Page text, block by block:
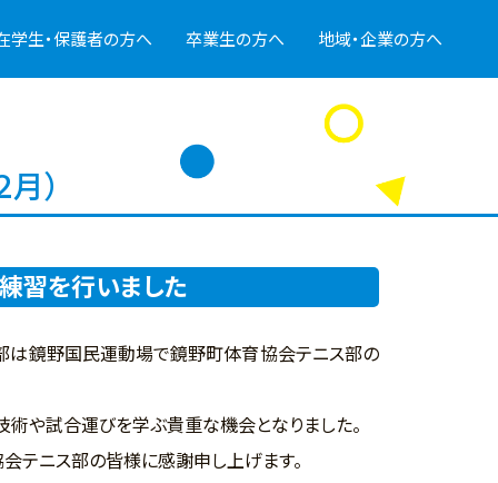
学生・保護者の方へ 卒業生の方へ 地域・企業の方へ
）
習を行いました
は鏡野国民運動場で鏡野町体育協会テニス部の
や試合運びを学ぶ貴重な機会となりました。
テニス部の皆様に感謝申し上げます。